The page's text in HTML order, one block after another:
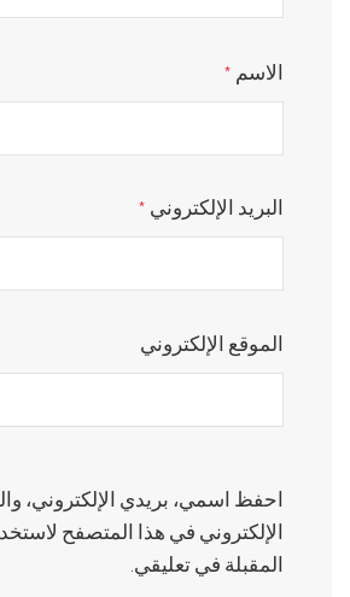
الاسم *
البريد الإلكتروني *
الموقع الإلكتروني
احفظ اسمي، بريدي الإلكتروني،
الإلكتروني في هذا المتصفح
المقبلة في تعليقي.